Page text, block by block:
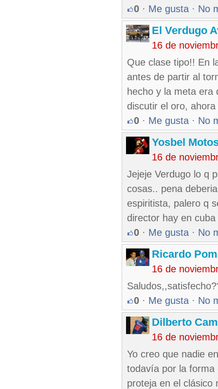
0 · Me gusta · No
El Verdugo
16 de
Que clase tipo!! En
antes de partir al
hecho y la meta era
discutir el oro,
0 · Me gusta · No
Yosbel
16 de
Jejeje Verdugo lo q
cosas.. pena
espiritista, palero q
director hay en cuba
0 · Me gusta · No
Ricardo
16 de
0 · Me gusta · No
Dilberto
16 de
Yo creo que nadie
todavía por la forma
proteja en el clásico